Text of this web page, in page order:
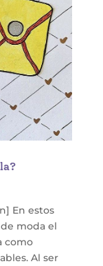
En estos
moda el
como
Al ser